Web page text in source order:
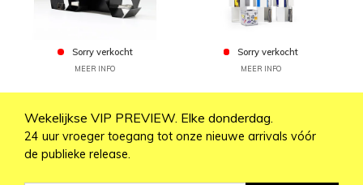
Sorry verkocht
MEER INFO
Sorry verkocht
MEER INFO
Wekelijkse VIP PREVIEW. Elke donderdag.
24 uur vroeger toegang tot onze nieuwe arrivals vóór
de publieke release.